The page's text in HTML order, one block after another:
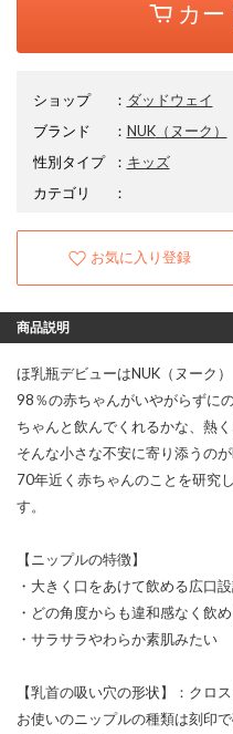
カー
ショップ ： ダッドウェイ
ブランド
： NUK（ヌーク）
性別タイプ
： キッズ
カテゴリ
：
お気に入り登録
商品説明
ほ乳瓶デビューはNUK（ヌーク）
98％の赤ちゃんがいやがらずにの
ちゃんと飲んでくれるかな、熱く
そんな小さな不安に寄り添うのが
70年近く赤ちゃんのことを研究
す。
【ニップルの特徴】
・大きく口をあけて飲める広口
・どの角度からも違和感なく飲
・サラサラやわらか素肌みたい
【乳首の吸い穴の形状】：クロ
お使いのニップルの種類は刻印で